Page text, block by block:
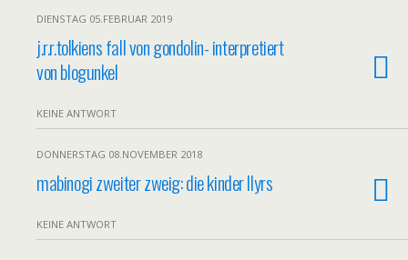
DIENSTAG 05.FEBRUAR 2019
j.r.r.tolkiens fall von gondolin- interpretiert
von blogunkel
KEINE ANTWORT
DONNERSTAG 08.NOVEMBER 2018
mabinogi zweiter zweig: die kinder llyrs
KEINE ANTWORT